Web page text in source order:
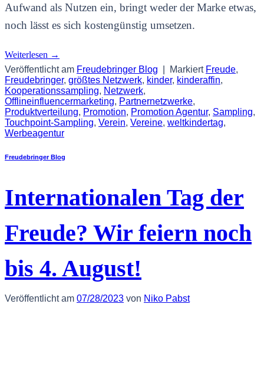
Aufwand als Nutzen ein, bringt weder der Marke etwas,
noch lässt es sich kostengünstig umsetzen.
Weiterlesen →
Veröffentlicht am Freudebringer Blog Markiert Freude,
Freudebringer, größtes Netzwerk, kinder, kinderaffin,
Kooperationssampling, Netzwerk,
Offlineinfluencermarketing, Partnernetzwerke,
Produktverteilung, Promotion, Promotion Agentur, Sampling,
Touchpoint-Sampling, Verein, Vereine, weltkindertag,
Werbeagentur
Freudebringer Blog
Internationalen Tag der
Freude? Wir feiern noch
bis 4. August!
Veröffentlicht am 07/28/2023 von Niko Pabst